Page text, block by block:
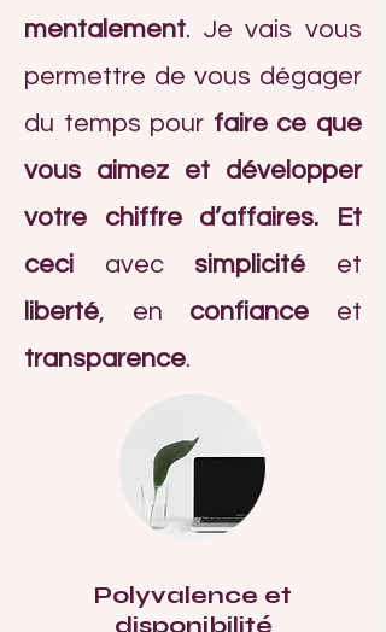
mentalement. Je vais vous
permettre de vous dégager
du temps pour faire ce que
vous aimez et développer
votre chiffre d’affaires. Et
ceci avec simplicité et
liberté, en confiance et
transparence.
Polyvalence et
disponibilité